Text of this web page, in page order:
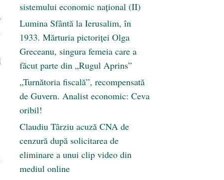
sistemului economic naţional (II)
Lumina Sfântă la Ierusalim, în
1933. Mărturia pictoriței Olga
Greceanu, singura femeia care a
făcut parte din „Rugul Aprins”
„Turnătoria fiscală”, recompensată
de Guvern. Analist economic: Ceva
oribil!
Claudiu Târziu acuză CNA de
cenzură după solicitarea de
eliminare a unui clip video din
mediul online